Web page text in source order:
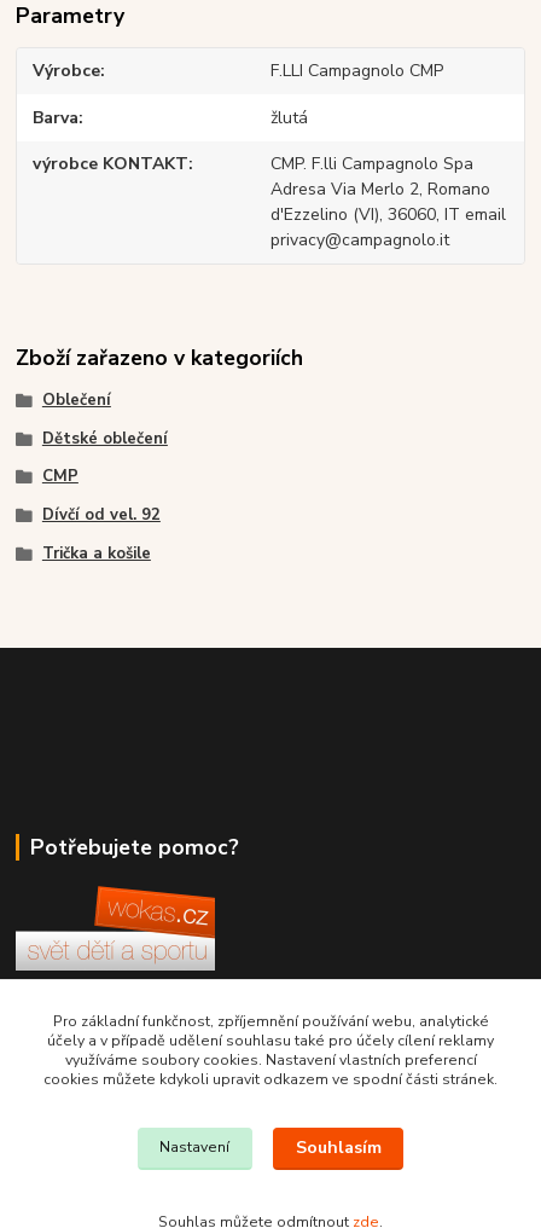
Parametry
Výrobce F.LLI Campagnolo CMP
Barva žlutá
výrobce KONTAKT
CMP. F.lli Campagnolo Spa
Adresa Via Merlo 2, Romano
d'Ezzelino (VI), 36060, IT email
privacy@campagnolo.it
Zboží zařazeno v kategoriích
Oblečení
Dětské oblečení
CMP
Dívčí od vel. 92
Trička a košile
Potřebujete pomoc?
+420 380 830 198
wokas.online@yahoo.cz
Pro základní funkčnost, zpříjemnění používání webu, analytické
účely a v případě udělení souhlasu také pro účely cílení reklamy
využíváme soubory cookies. Nastavení vlastních preferencí
cookies můžete kdykoli upravit odkazem ve spodní části stránek.
Nastavení Souhlasím
Souhlas můžete odmítnout zde.